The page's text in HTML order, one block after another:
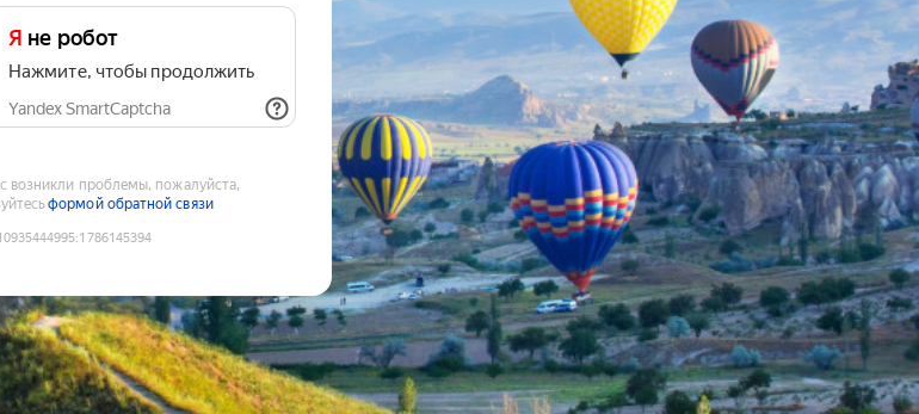
Я не робот
Нажмите, чтобы продолжить
Yandex SmartCaptcha
возникли проблемы, пожалуйста,
формой обратной связи
:1786145394